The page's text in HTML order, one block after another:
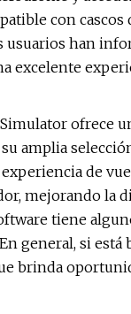
con
han
excelente
ofrece
amplia
de
mejorando la
tiene
general, si
brinda